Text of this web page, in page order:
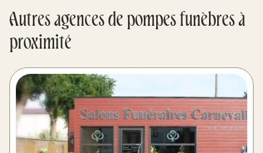
Autres agences de pompes funèbres à
proximité